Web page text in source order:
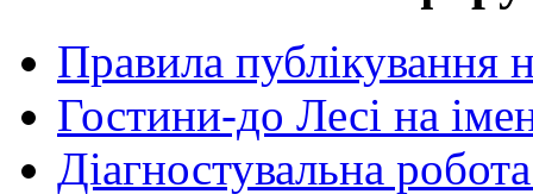
Правила публікування
Гостини-до Лесі на
Діагностувальна